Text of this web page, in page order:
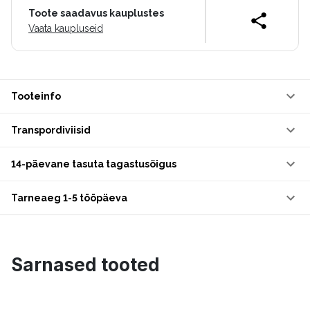
Toote saadavus kauplustes
Vaata kaupluseid
Tooteinfo
Transpordiviisid
14-päevane tasuta tagastusõigus
Tarneaeg 1-5 tööpäeva
Sarnased tooted